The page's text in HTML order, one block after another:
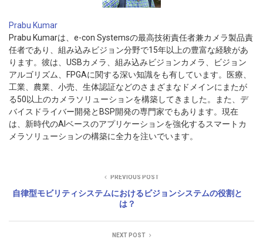
Prabu Kumar
Prabu Kumarは、e-con Systemsの最高技術責任者兼カメラ製品責
任者であり、組み込みビジョン分野で15年以上の豊富な経験があ
ります。彼は、USBカメラ、組み込みビジョンカメラ、ビジョン
アルゴリズム、FPGAに関する深い知識をも有しています。医療、
工業、農業、小売、生体認証などのさまざまなドメインにまたが
る50以上のカメラソリューションを構築してきました。また、デ
バイスドライバー開発とBSP開発の専門家でもあります。現在
は、新時代のAIベースのアプリケーションを強化するスマートカ
メラソリューションの構築に全力を注いでいます。
PREVIOUS POST
自律型モビリティシステムにおけるビジョンシステムの役割と
は？
NEXT POST